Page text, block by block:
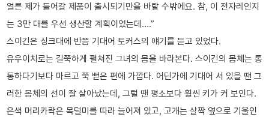
얼른 제가 들어갈 제품이 출시되기만을 바랄 수밖에요. 참, 이 전자레인지
는 3만 대를 우선 생산할 계획이었는데….”
스이긴은 싱크대에 반쯤 기대어 토커스의 얘기를 듣고 있었다.
유우이치로는 길쭉하게 펼쳐진 그녀의 몸을 바라본다. 스이긴의 몸체는 통
통하다기보다 마르고 쭉 뻗은 편에 가깝다. 어딘가에 기대어 서 있을 땐 그
러한 몸체의 선이 잘 살아났는데, 그럴 땐 평소보다 훨씬 키가 커 보인다.
은색 머리카락은 목덜미를 따라 늘어져 있고, 고개는 살짝 옆으로 기울인